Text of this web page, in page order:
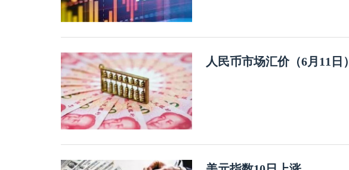
人民币市场汇价（6月11日）